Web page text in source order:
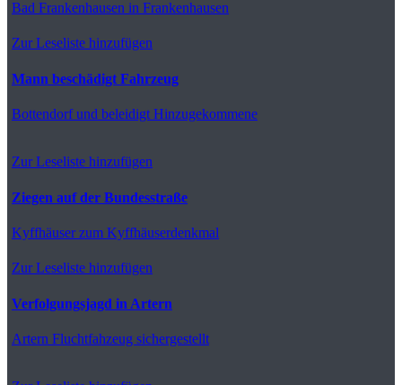
Bad Frankenhausen in Frankenhausen
Zur Leseliste hinzufügen
Mann beschädigt Fahrzeug
Bottendorfund beleidigt Hinzugekommene
Zur Leseliste hinzufügen
Ziegen auf der Bundesstraße
Kyffhäuserzum Kyffhäuserdenkmal
Zur Leseliste hinzufügen
Verfolgungsjagd in Artern
Artern Fluchtfahzeug sichergestellt